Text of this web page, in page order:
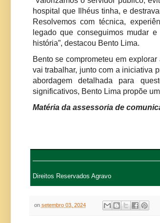
hospital que Ilhéus tinha, e
Resolvemos com técnica,
legado que conseguimos mudar
história”, destacou Bento Lima.
Bento se comprometeu em
vai trabalhar, junto com a iniciativa
abordagem detalhada para
significativos, Bento Lima propõe
Matéria da assessoria de
Direitos Reservados Agravo
on setembro 03, 2024